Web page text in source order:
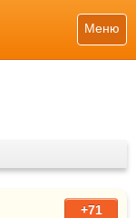
Меню
+71